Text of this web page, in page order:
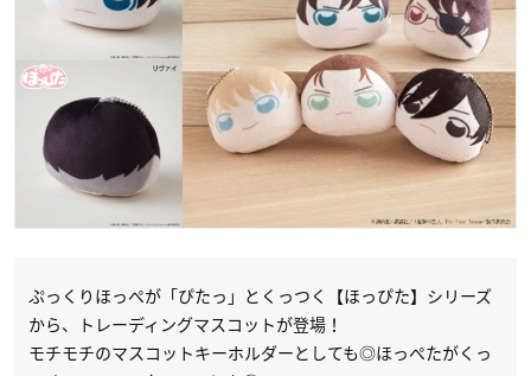
ぷっくりほっぺが「ぴたっ」とくっつく【ほっぴた】シリーズ
から、トレーディングマスコットが登場！
モチモチのマスコットキーホルダーとしても◎ほっぺたがくっ